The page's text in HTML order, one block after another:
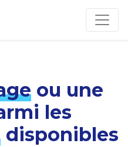
ou une
les
disponibles